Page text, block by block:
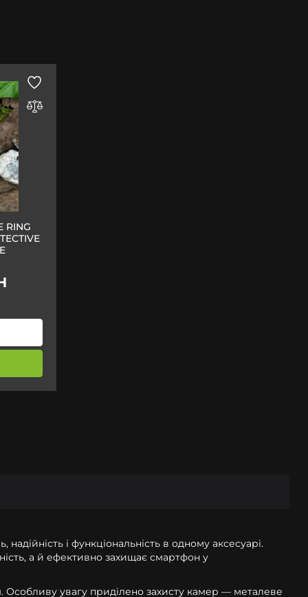
RING
і функціональність в одному аксесуарі.
а й ефективно захищає смартфон у
увагу приділено захисту камер — металеве